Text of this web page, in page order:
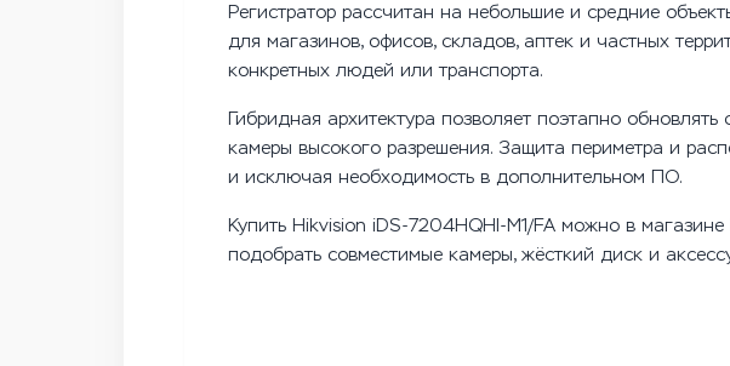
Регистратор рассчитан на небольшие и средние
для магазинов, офисов, складов, аптек и частных
конкретных людей или транспорта.
Гибридная архитектура позволяет поэтапно
камеры высокого разрешения. Защита периметра и
и исключая необходимость в дополнительном ПО.
Купить Hikvision iDS-7204HQHI-M1/FA можно в
подобрать совместимые камеры, жёсткий диск и